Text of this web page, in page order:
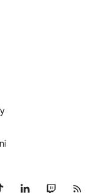
Telegram
su TikTok
Seguici su
Seguici